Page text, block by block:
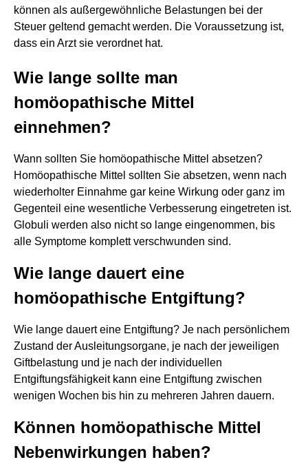
können als außergewöhnliche Belastungen bei der
Steuer geltend gemacht werden. Die Voraussetzung ist,
dass ein Arzt sie verordnet hat.
Wie lange sollte man
homöopathische Mittel
einnehmen?
Wann sollten Sie homöopathische Mittel absetzen?
Homöopathische Mittel sollten Sie absetzen, wenn nach
wiederholter Einnahme gar keine Wirkung oder ganz im
Gegenteil eine wesentliche Verbesserung eingetreten ist.
Globuli werden also nicht so lange eingenommen, bis
alle Symptome komplett verschwunden sind.
Wie lange dauert eine
homöopathische Entgiftung?
Wie lange dauert eine Entgiftung? Je nach persönlichem
Zustand der Ausleitungsorgane, je nach der jeweiligen
Giftbelastung und je nach der individuellen
Entgiftungsfähigkeit kann eine Entgiftung zwischen
wenigen Wochen bis hin zu mehreren Jahren dauern.
Können homöopathische Mittel
Nebenwirkungen haben?